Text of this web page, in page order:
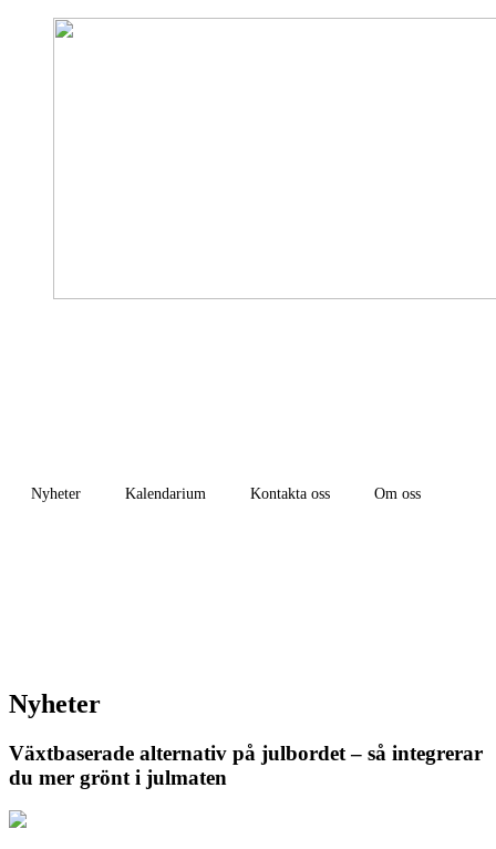
Nyheter Kalendarium Kontakta oss Om oss
Nyheter
Växtbaserade alternativ på julbordet – så integrerar
du mer grönt i julmaten